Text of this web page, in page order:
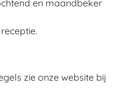
en maandbeker
zie onze website bij